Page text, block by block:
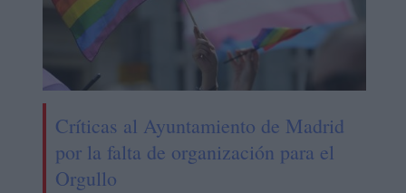
Críticas al Ayuntamiento de Madrid
por la falta de organización para el
Orgullo